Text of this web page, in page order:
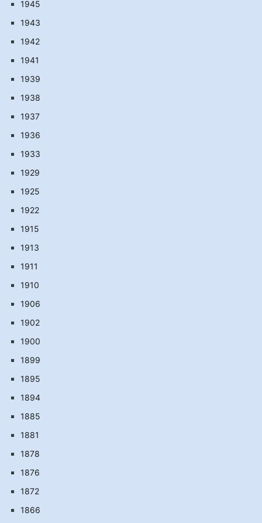
1945
1943
1942
1941
1939
1938
1937
1936
1933
1929
1925
1922
1915
1913
1911
1910
1906
1902
1900
1899
1895
1894
1885
1881
1878
1876
1872
1866